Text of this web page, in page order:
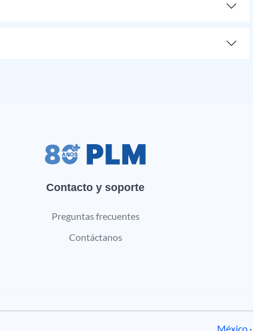
Contacto y soporte
Preguntas frecuentes
Contáctanos
México ·